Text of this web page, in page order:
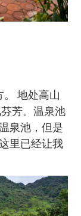
。 地处高山
芳。温泉池
泉池，但是
里已经让我